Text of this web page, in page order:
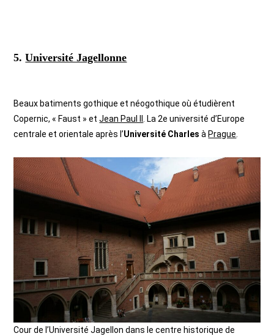
5.Université Jagellonne
Beaux batiments gothique et néogothique où étudièrent
Copernic, « Faust » etJean Paul II. La 2e université d’Europe
centrale et orientale après l’Université Charles à Prague.
Cour de l’Université Jagellon dans le centre historique de